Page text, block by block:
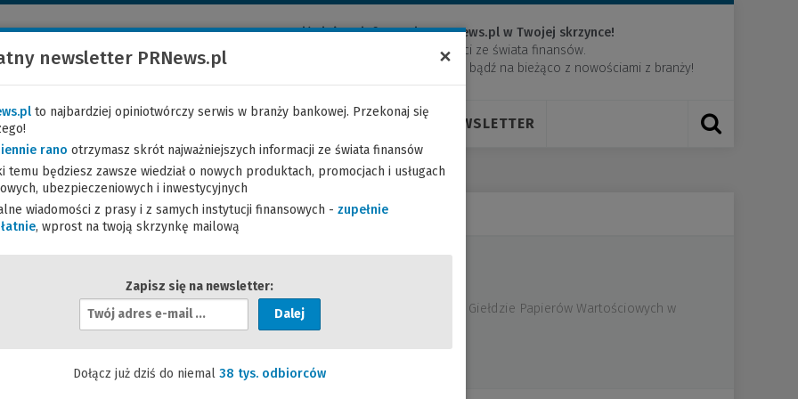
Najświeższe informacje z PRNews.pl w Twojej skrzynce!
Codziennie aktualne wiadomości ze świata finansów.
​i bądź na bieżąco z nowościami z branży!
ANALIZY KARIERA W FINANSACH SZKOLENIA FORUM NEWSLETTER
Polski IKO: 1,5 mln aktywnych aplikacji i 100 tys. kart w HCE
założonym w 1919 r. Od roku 2004 jest spółką akcyjną notowaną na Giełdzie Papierów Wartościowych w
w Polsce.
wizytowka/pko-bank-polski
×
newsletter PRNews.pl
to najbardziej opiniotwórczy serwis w branży bankowej. Przekonaj się
rano otrzymasz skrót najważniejszych informacji ze świata finansów
temu będziesz zawsze wiedział o nowych produktach, promocjach i usługach
ubezpieczeniowych i inwestycyjnych
wiadomości z prasy i z samych instytucji finansowych - zupełnie
, wprost na twoją skrzynkę mailową
Zapisz się na newsletter:
Dołącz już dziś do niemal 38 tys. odbiorców